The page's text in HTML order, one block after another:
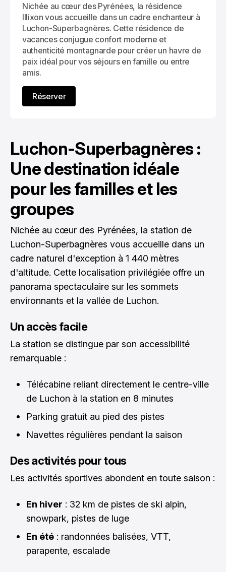
Nichée au cœur des Pyrénées, la résidence
Illixon vous accueille dans un cadre enchanteur à
Luchon-Superbagnères. Cette résidence de
vacances conjugue confort moderne et
authenticité montagnarde pour créer un havre de
paix idéal pour vos séjours en famille ou entre
amis.
Réserver
Luchon-Superbagnères :
Une destination idéale
pour les familles et les
groupes
Nichée au cœur des Pyrénées, la station de
Luchon-Superbagnères vous accueille dans un
cadre naturel d'exception à 1 440 mètres
d'altitude. Cette localisation privilégiée offre un
panorama spectaculaire sur les sommets
environnants et la vallée de Luchon.
Un accès facile
La station se distingue par son accessibilité
remarquable :
Télécabine reliant directement le centre-ville
de Luchon à la station en 8 minutes
Parking gratuit au pied des pistes
Navettes régulières pendant la saison
Des activités pour tous
Les activités sportives abondent en toute saison :
En hiver : 32 km de pistes de ski alpin,
snowpark, pistes de luge
En été : randonnées balisées, VTT,
parapente, escalade